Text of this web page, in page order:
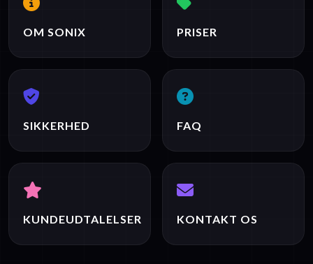
OM SONIX PRISER
SIKKERHED FAQ
KUNDEUDTALELSER KONTAKT OS